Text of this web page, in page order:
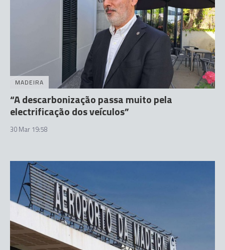
MADEIRA
“A descarbonização passa muito pela
electrificação dos veículos”
30 Mar 19:58